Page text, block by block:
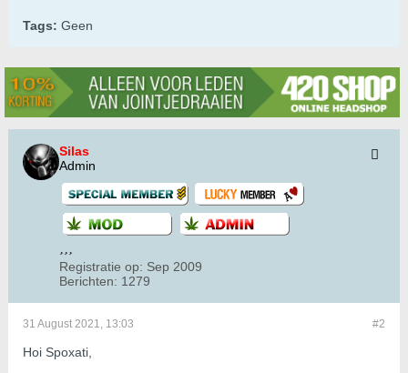
Tags: Geen
Silas
Admin
Registratie op: Sep 2009
Berichten: 1279
#2
31 August 2021, 13:03
Hoi Spoxati,